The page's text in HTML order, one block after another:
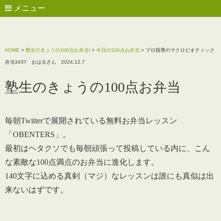
メニュー
HOME > 塾生のきょうの100点お弁当! > 今日の100点お弁当 > プロ指導のマクロビオティック
弁当3437 おはるさん 2024.12.7
塾生のきょうの100点お弁当
毎朝Twitterで展開されている無料お弁当レッスン
「OBENTERS」。
最初はヘタクソでも毎朝頑張って投稿している内に、こん
な素敵な100点満点のお弁当に進化します。
140文字に込める真剣（マジ）なレッスンは誰にも真似は出
来ないはずです。